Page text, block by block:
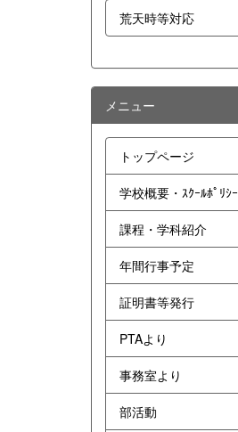
荒天時等対応
メニュー
トップページ
学校概要・ｽｸｰﾙﾎﾟﾘｼｰ
課程・学科紹介
年間行事予定
証明書等発行
PTAより
事務室より
部活動